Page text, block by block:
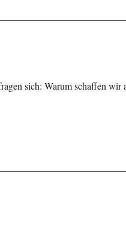
sich: Warum schaffen wir